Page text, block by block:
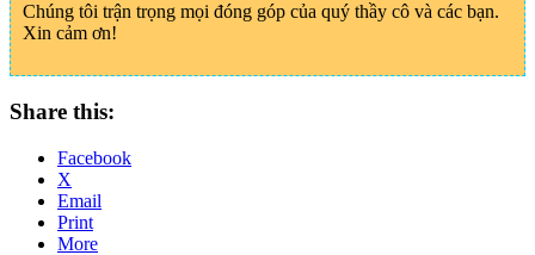
Chúng tôi trận trọng mọi đóng góp của quý thầy cô và các bạn.
Xin cảm ơn!
Share this:
Facebook
X
Email
Print
More